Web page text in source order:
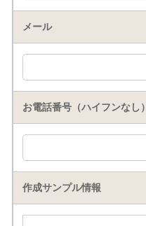
メール
お電話番号（ハイフンなし）
作成サンプル情報